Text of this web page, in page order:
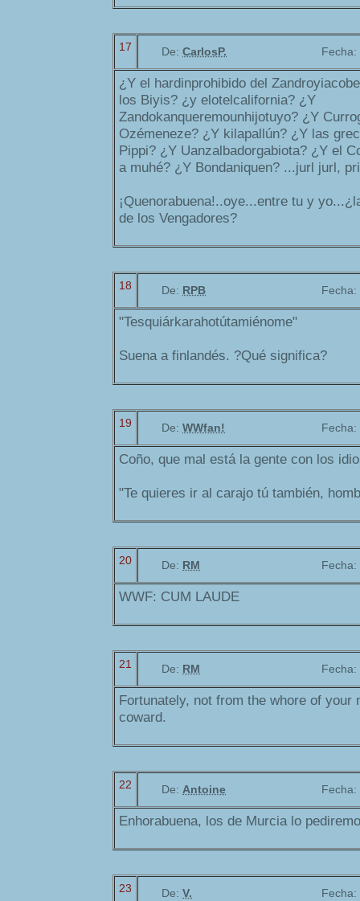
17 De: CarlosP. Fecha:
¿Y el hardinprohibido del
los Biyis? ¿y elotelcalifornia? ¿Y
Zandokanqueremounhijotuyo? ¿Y
Ozémeneze? ¿Y kilapallún? ¿Y las
Pippi? ¿Y Uanzalbadorgabiota? ¿Y el
a muhé? ¿Y Bondaniquen? ...jurl jurl,
¡Quenorabuena!..oye...entre tu y
de los Vengadores?
18 De: RPB Fecha:
"Tesquiárkarahotútamiénome"
Suena a finlandés. ?Qué significa?
19 De: WWfan! Fecha:
Coño, que mal está la gente con los
"Te quieres ir al carajo tú también,
20 De: RM Fecha:
WWF: CUM LAUDE
21 De: RM Fecha:
Fortunately, not from the whore of your
coward.
22 De: Antoine Fecha:
Enhorabuena, los de Murcia lo
23 De: V. Fecha: